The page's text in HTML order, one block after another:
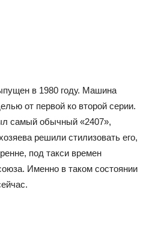
в 1980 году. Машина
от первой ко второй серии.
самый обычный «2407»,
решили стилизовать его,
под такси времен
Именно в таком состоянии